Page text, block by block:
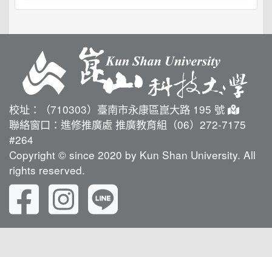
校址：（710303）臺南市永康區崑大路 195 號
聯絡窗口：進修推廣處 推廣教育組（06）272-7175
#264
Copyright © since 2020 by Kun Shan University. All
rights reserved.